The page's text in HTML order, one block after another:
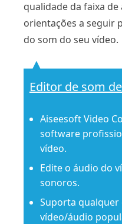
qualidade da faixa
orientações a seguir
do som do seu vídeo.
Editor de som
Aiseesoft Video
software
vídeo.
Edite o áudio do
sonoros.
Suporta
vídeo/áudio